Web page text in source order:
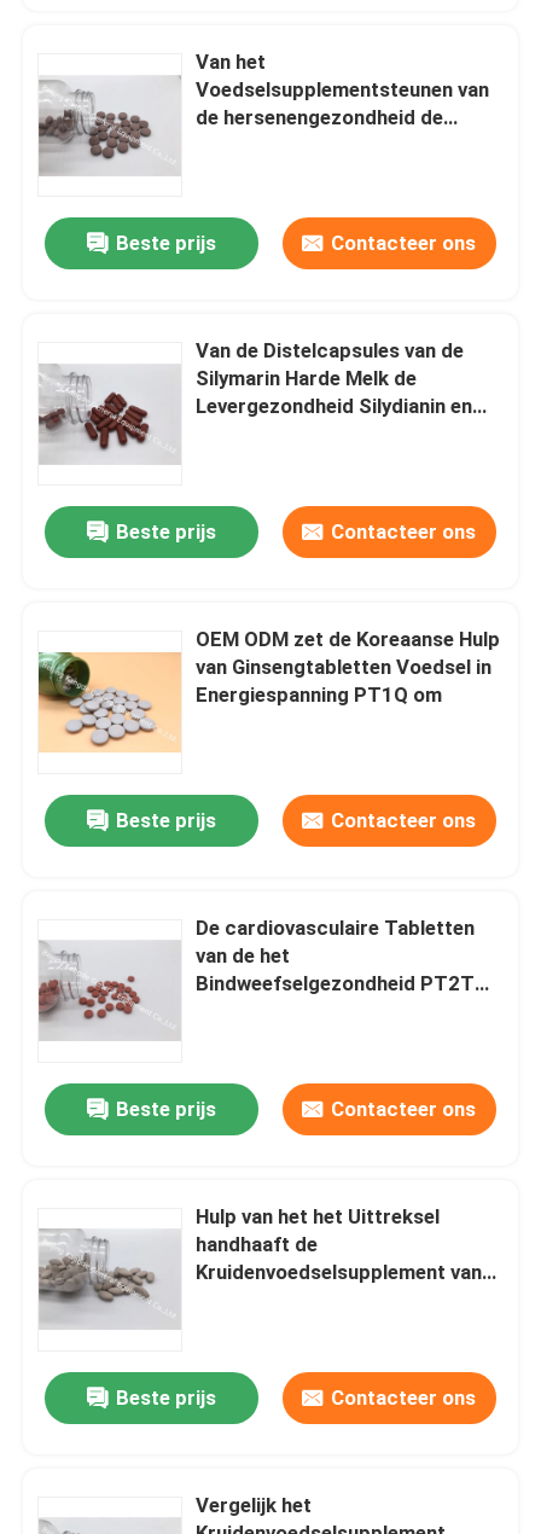
Huis
Ongeveer ons
Kwaliteitscontrole
Nieuws
Gevallen
IVC Supplementen
Van het
Voedselsupplementsteunen van
de hersenengezondheid de
Beste prijs Contacteer ons
Van de Distelcapsules van de
Silymarin Harde Melk de
Levergezondheid Silydianin en
Beste prijs Contacteer ons
OEM ODM zet de Koreaanse Hulp
van Ginsengtabletten Voedsel in
Energiespanning PT1Q om
Beste prijs Contacteer ons
De cardiovasculaire Tabletten
van de het
Bindweefselgezondheid PT2T
Beste prijs Contacteer ons
Hulp van het het Uittreksel
handhaaft de
Kruidenvoedselsupplement van
Beste prijs Contacteer ons
Vergelijk het